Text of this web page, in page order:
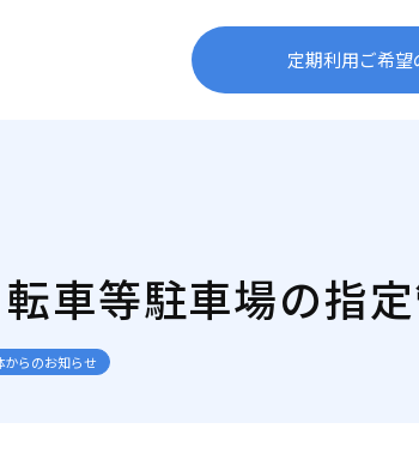
定期利用ご希望
車等駐車場の指
からのお知らせ